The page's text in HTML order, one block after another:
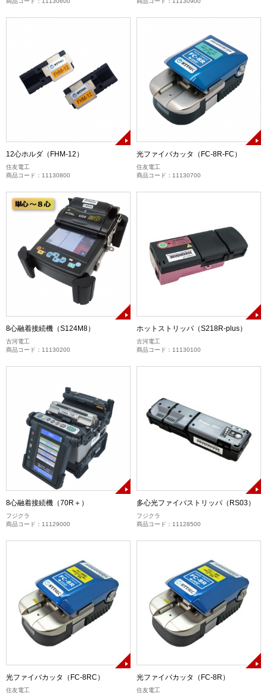
12心ホルダ（FHM-12）
住友電工
商品コード：11130800
光ファイバカッタ（FC-8R-FC）
住友電工
商品コード：11130700
8心融着接続機（S124M8）
古河電工
商品コード：11130200
ホットストリッパ（S218R-plus）
古河電工
商品コード：11130100
8心融着接続機（70R＋）
フジクラ
商品コード：11129000
多心光ファイバストリッパ（RS03）
フジクラ
商品コード：11128500
光ファイバカッタ（FC-8RC）
住友電工
光ファイバカッタ（FC-8R）
住友電工